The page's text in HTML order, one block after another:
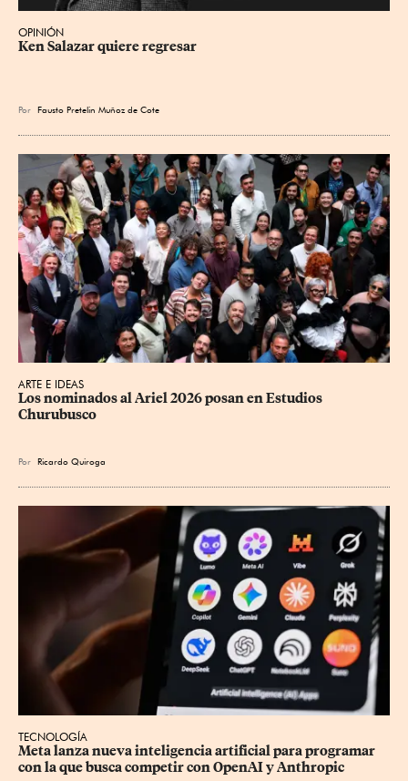
OPINIÓN
Ken Salazar quiere regresar
Por Fausto Pretelin Muñoz de Cote
ARTE E IDEAS
Los nominados al Ariel 2026 posan en Estudios
Churubusco
Por Ricardo Quiroga
TECNOLOGÍA
Meta lanza nueva inteligencia artificial para programar
con la que busca competir con OpenAI y Anthropic